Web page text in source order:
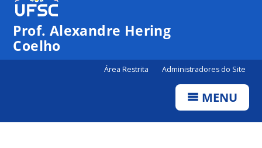
Prof. Alexandre Hering
Coelho
Área Restrita Administradores do Site
MENU